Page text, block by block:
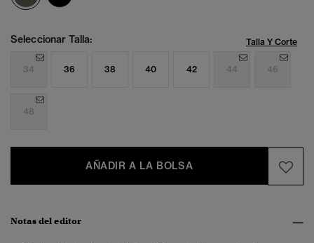
Seleccionar Talla: Talla Y Corte
34 36 38 40 42 44 46
48
AÑADIR A LA BOLSA
Notas del editor